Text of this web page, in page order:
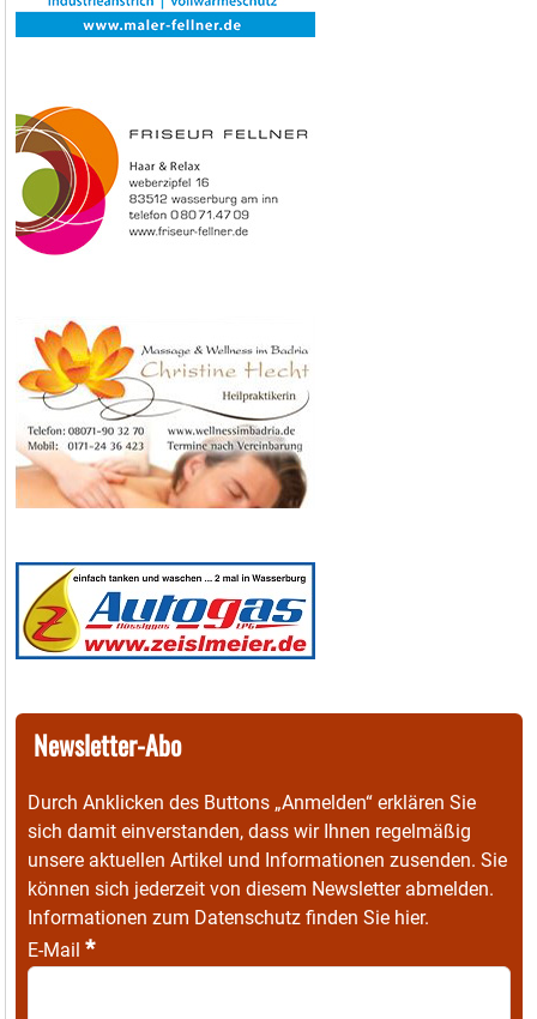
Newsletter-Abo
Durch Anklicken des Buttons „Anmelden“ erklären Sie
sich damit einverstanden, dass wir Ihnen regelmäßig
unsere aktuellen Artikel und Informationen zusenden. Sie
können sich jederzeit von diesem Newsletter abmelden.
Informationen zum Datenschutz finden Sie hier.
E-Mail *